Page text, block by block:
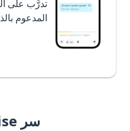
تدرَّب على
المدعوم
سر Memrise